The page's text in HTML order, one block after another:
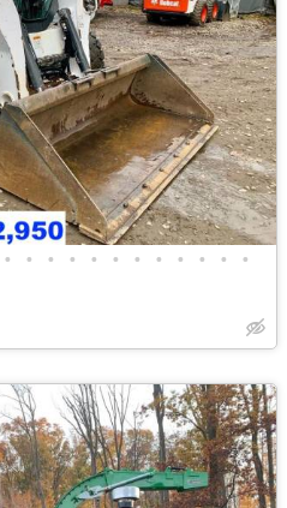
• • • • • • • • • • • •